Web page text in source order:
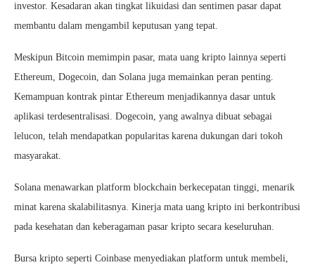
investor. Kesadaran akan tingkat likuidasi dan sentimen pasar dapat
membantu dalam mengambil keputusan yang tepat.
Meskipun Bitcoin memimpin pasar, mata uang kripto lainnya seperti
Ethereum, Dogecoin, dan Solana juga memainkan peran penting.
Kemampuan kontrak pintar Ethereum menjadikannya dasar untuk
aplikasi terdesentralisasi. Dogecoin, yang awalnya dibuat sebagai
lelucon, telah mendapatkan popularitas karena dukungan dari tokoh
masyarakat.
Solana menawarkan platform blockchain berkecepatan tinggi, menarik
minat karena skalabilitasnya. Kinerja mata uang kripto ini berkontribusi
pada kesehatan dan keberagaman pasar kripto secara keseluruhan.
Bursa kripto seperti Coinbase menyediakan platform untuk membeli,